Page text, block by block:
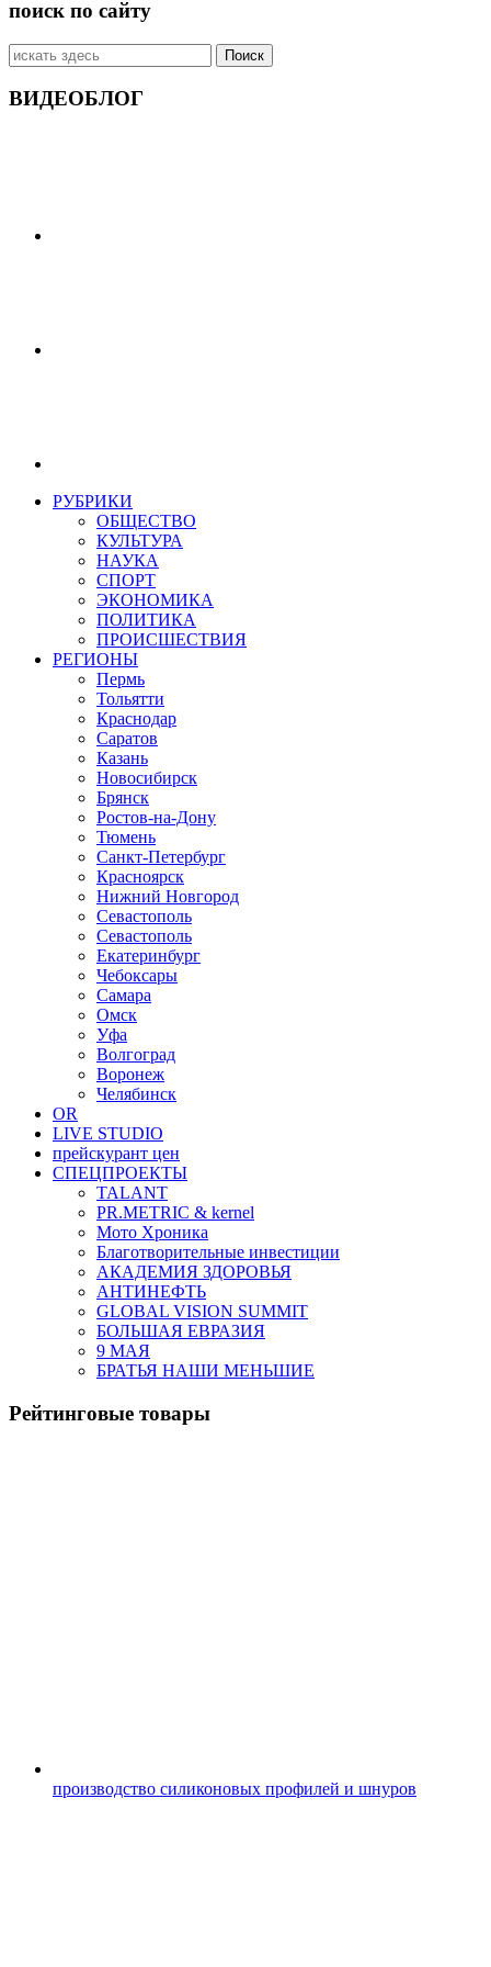
поиск по сайту
Искать:
ВИДЕОБЛОГ
РУБРИКИ
ОБЩЕСТВО
КУЛЬТУРА
НАУКА
СПОРТ
ЭКОНОМИКА
ПОЛИТИКА
ПРОИСШЕСТВИЯ
РЕГИОНЫ
Пермь
Тольятти
Краснодар
Саратов
Казань
Новосибирск
Брянск
Ростов-на-Дону
Тюмень
Санкт-Петербург
Красноярск
Нижний Новгород
Севастополь
Севастополь
Екатеринбург
Чебоксары
Самара
Омск
Уфа
Волгоград
Воронеж
Челябинск
OR
LIVE STUDIO
прейскурант цен
СПЕЦПРОЕКТЫ
TALANT
PR.METRIC & kernel
Мото Хроника
Благотворительные инвестиции
АКАДЕМИЯ ЗДОРОВЬЯ
АНТИНЕФТЬ
GLOBAL VISION SUMMIT
БОЛЬШАЯ ЕВРАЗИЯ
9 МАЯ
БРАТЬЯ НАШИ МЕНЬШИЕ
Рейтинговые товары
производство силиконовых профилей и шнуров